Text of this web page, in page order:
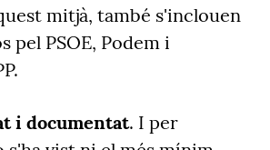
mitjà, també s'inclouen
pel PSOE, Podem i
i documentat. I per